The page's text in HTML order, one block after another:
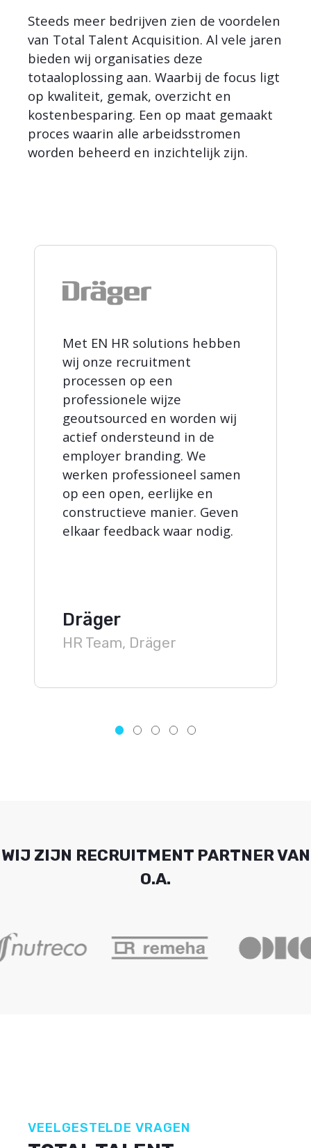
Steeds meer bedrijven zien de voordelen
van Total Talent Acquisition. Al vele jaren
bieden wij organisaties deze
totaaloplossing aan. Waarbij de focus ligt
op kwaliteit, gemak, overzicht en
kostenbesparing. Een op maat gemaakt
proces waarin alle arbeidsstromen
worden beheerd en inzichtelijk zijn.
Met EN HR solutions hebben
wij onze recruitment
processen op een
professionele wijze
geoutsourced en worden wij
actief ondersteund in de
employer branding. We
werken professioneel samen
op een open, eerlijke en
constructieve manier. Geven
elkaar feedback waar nodig.
Dräger
HR Team, Dräger
WIJ ZIJN RECRUITMENT PARTNER VAN
O.A.
VEELGESTELDE VRAGEN